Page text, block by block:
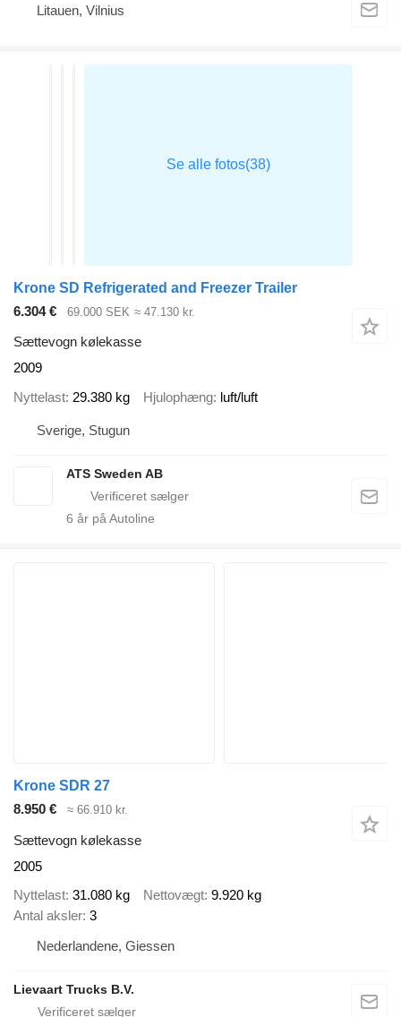
Litauen, Vilnius
Krone SD Refrigerated and Freezer Trailer
6.304 €
69.000 SEK ≈ 47.130 kr.
Sættevogn kølekasse
2009
Nyttelast 29.380 kg Hjulophæng luft/luft
Sverige, Stugun
ATS Sweden AB
6 år på Autoline
Krone SDR 27
8.950 €
≈ 66.910 kr.
Sættevogn kølekasse
2005
Nyttelast 31.080 kg Nettovægt 9.920 kg
Antal aksler 3
Nederlandene, Giessen
Lievaart Trucks B.V.